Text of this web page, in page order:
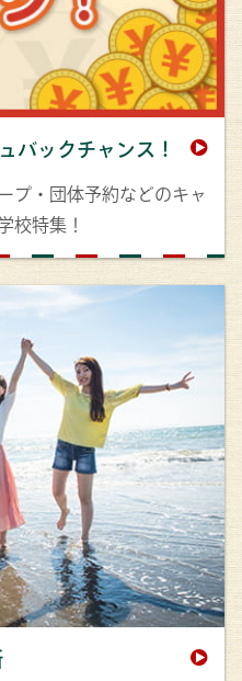
バックチャンス！
プ・団体予約などのキャ
校特集！